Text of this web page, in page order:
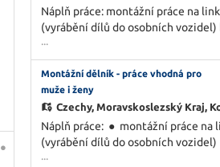
Náplň práce: montážní práce na
(vyrábění dílů do osobních
dílů Požadujeme: - spolehlivost -
zručnost - ochota pracovat ve 3-
Nabízíme: Mzda ve výši 24.000 -
která se skládá z: - fixní mzda -
až 4500 Kč - docházkový bonus ve
...
Montážní dělník - práce vhodná pro
muže i ženy
Czechy,Moravskoslezský Kraj,
Náplň práce: ● montážní práce na
(vyrábění dílů do osobních
kontrola dílů ● práce vhodná pro
...